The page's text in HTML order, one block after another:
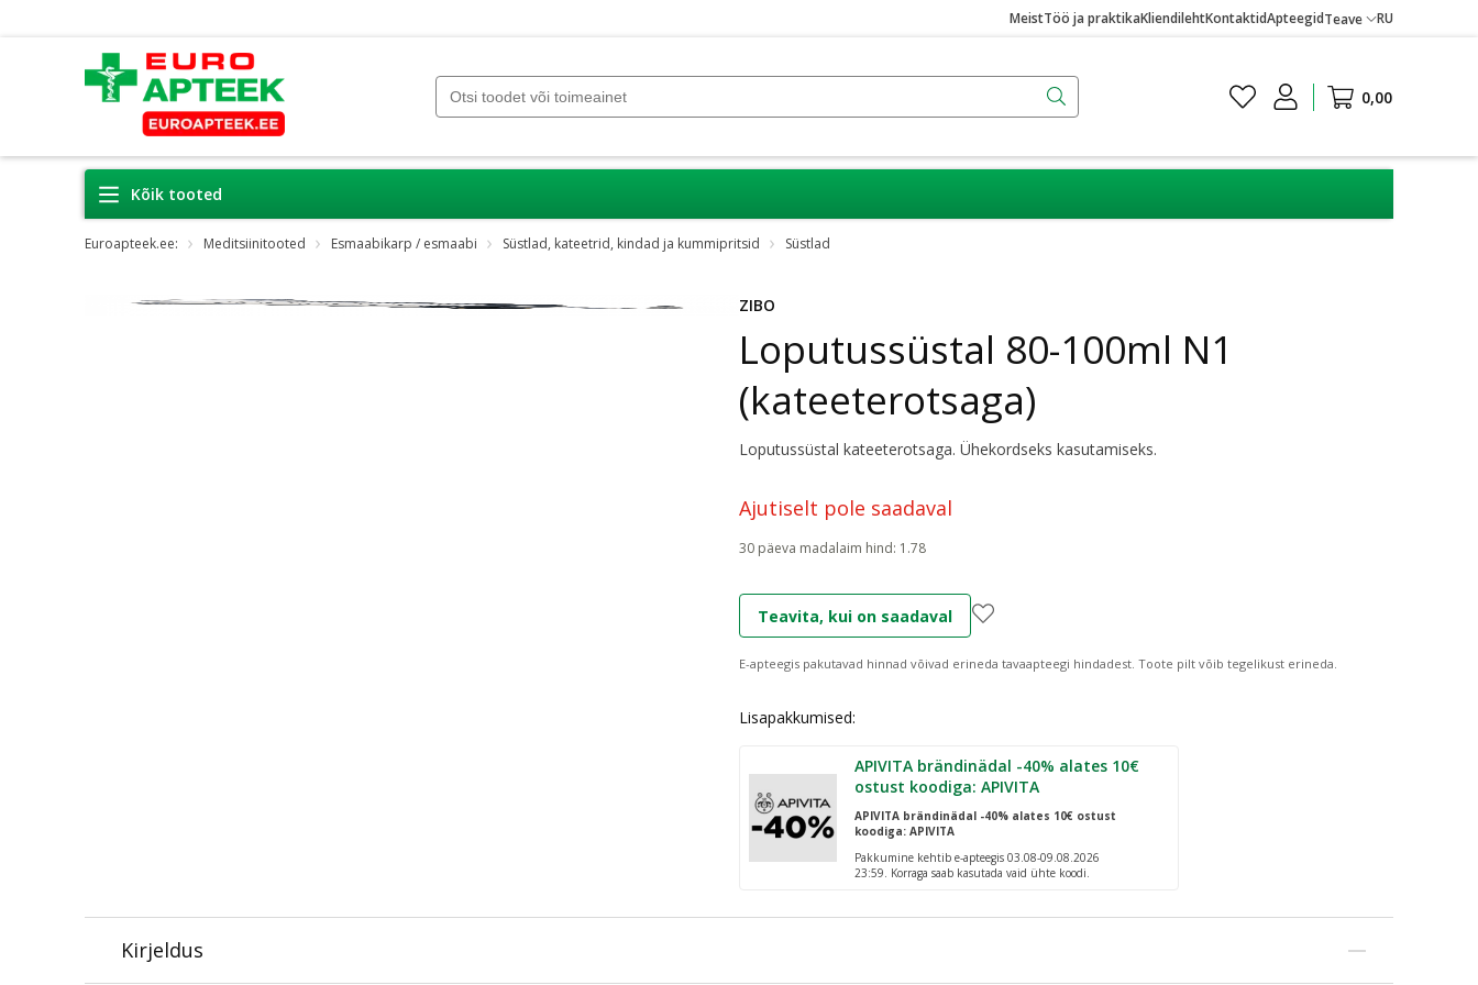
MeistTöö ja praktikaKliendilehtKontaktidApteegidTeave RU
0,00
Kõik tooted
Euroapteek.ee: Meditsiinitooted Esmaabikarp / esmaabi Süstlad, kateetrid, kindad ja kummipritsid Süstlad
ZIBO
Loputussüstal 80-100ml N1
(kateeterotsaga)
Loputussüstal kateeterotsaga. Ühekordseks kasutamiseks.
Ajutiselt pole saadaval
30 päeva madalaim hind: 1.78
Teavita, kui on saadaval
E-apteegis pakutavad hinnad võivad erineda tavaapteegi hindadest. Toote pilt võib tegelikust erineda.
Lisapakkumised:
APIVITA brändinädal -40% alates 10€
ostust koodiga: APIVITA
APIVITA brändinädal -40% alates 10€ ostust
koodiga: APIVITA
Pakkumine kehtib e-apteegis 03.08-09.08.2026
23:59. Korraga saab kasutada vaid ühte koodi.
Kirjeldus